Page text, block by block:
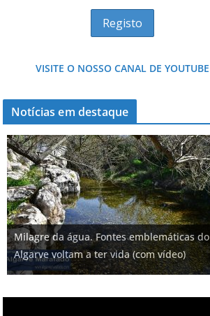
VISITE O NOSSO CANAL DE YOUTUBE
Notícias em destaque
Milagre da água. Fontes emblemáticas do
Algarve voltam a ter vida (com vídeo)